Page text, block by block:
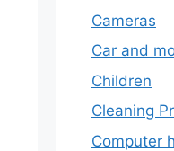
Cameras
Car and
Children
Cleaning
Computer